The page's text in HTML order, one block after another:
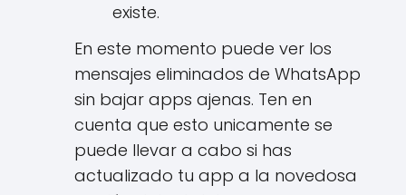
existe.
En este momento puede ver los
mensajes eliminados de WhatsApp
sin bajar apps ajenas. Ten en
cuenta que esto unicamente se
puede llevar a cabo si has
actualizado tu app a la novedosa